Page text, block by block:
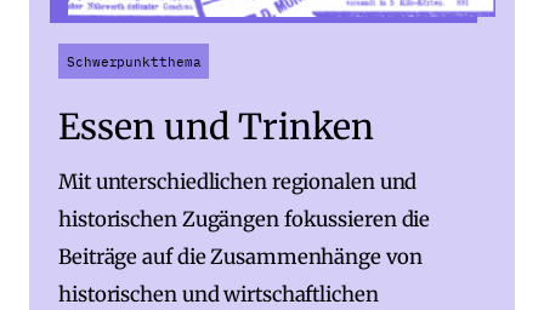
Schwerpunktthema
Essen und Trinken
Mit unterschiedlichen regionalen und
historischen Zugängen fokussieren die
Beiträge auf die Zusammenhänge von
historischen und wirtschaftlichen